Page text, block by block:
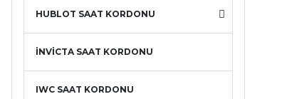
HUBLOT SAAT KORDONU
İNVİCTA SAAT KORDONU
IWC SAAT KORDONU